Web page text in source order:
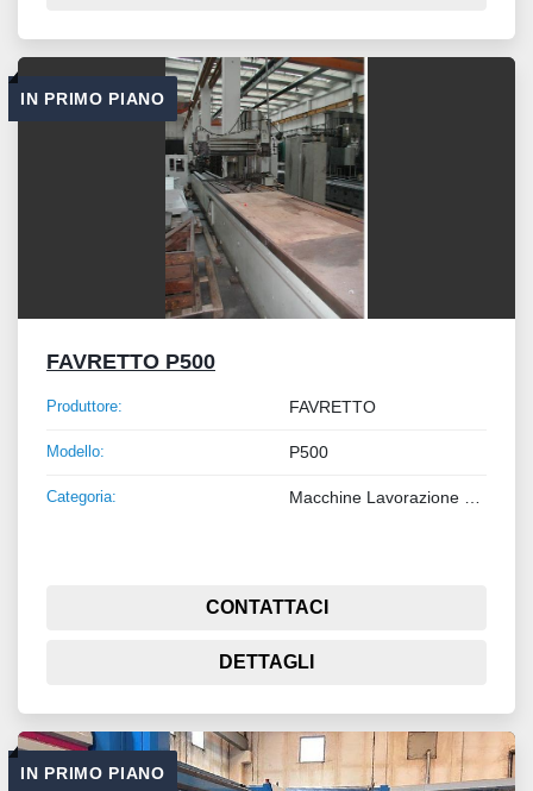
IN PRIMO PIANO
FAVRETTO P500
Produttore: FAVRETTO
Modello: P500
Categoria:
CONTATTACI
DETTAGLI
IN PRIMO PIANO